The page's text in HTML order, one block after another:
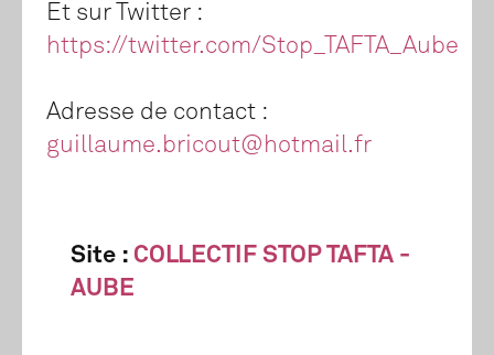
Et sur Twitter :
https://twitter.com/Stop_TAFTA_Aube
Adresse de contact :
guillaume.bricout@hotmail.fr
Site : COLLECTIF STOP TAFTA -
AUBE